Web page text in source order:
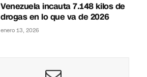
Venezuela incauta 7.148 kilos de
drogas en lo que va de 2026
enero 13, 2026